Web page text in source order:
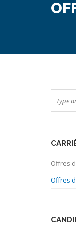
Offres
Offres